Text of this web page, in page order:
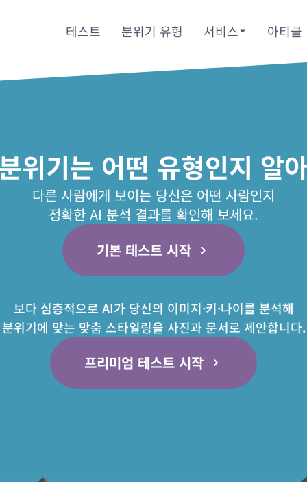
테스트 분위기 유형 서비스 아티클
위기는 어떤 유형인지 알
다른 사람에게 보이는 당신은 어떤 사람인지
정확한 AI 분석 결과를 확인해 보세요.
기본 테스트 시작
보다 심층적으로 AI가 당신의 이미지·키·나이를 분석해
분위기에 맞는 맞춤 스타일링을 사진과 문서로 제안합니다.
프리미엄 테스트 시작